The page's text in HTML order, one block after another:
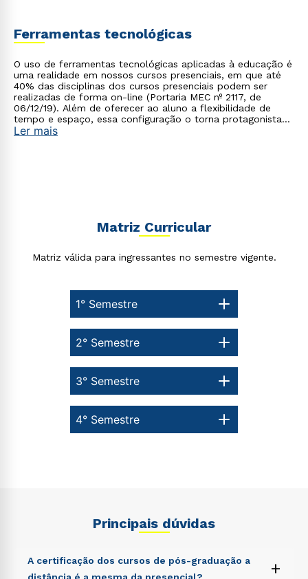
Ferramentas tecnológicas
O uso de ferramentas tecnológicas aplicadas à educação é
uma realidade em nossos cursos presenciais, em que até
40% das disciplinas dos cursos presenciais podem ser
realizadas de forma on-line (Portaria MEC nº 2117, de
06/12/19). Além de oferecer ao aluno a flexibilidade de
tempo e espaço, essa configuração o torna protagonista
no processo de construção do seu conhecimento.
Ler mais
Matriz Curricular
Matriz válida para ingressantes no semestre vigente.
1° Semestre
4° Semestre
3° Semestre
2° Semestre
Principais dúvidas
A certificação dos cursos de pós-graduação a
distância é a mesma da presencial?
+